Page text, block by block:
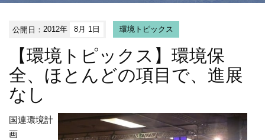
公開日：2012年 8月 1日 環境トピックス
【環境トピックス】環境保
全、ほとんどの項目で、進展
なし
国連環境計
画